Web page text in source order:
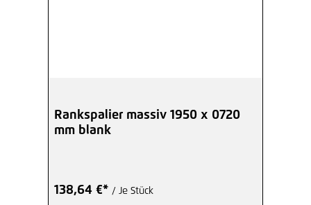
Rankspalier massiv 1950 x 0720
mm blank
138,64 €* / Je Stück